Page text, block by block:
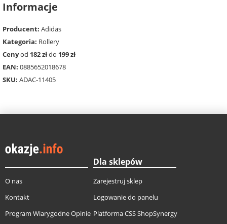
Informacje
Producent: Adidas
Kategoria: Rollery
Cenyod 182 złdo 199 zł
EAN: 0885652018678
SKU: ADAC-11405
O nas
Kontakt
Program Wiarygodne Opinie
Dla sklepów
Zarejestruj sklep
Logowanie do panelu
Platforma CSS ShopSynergy